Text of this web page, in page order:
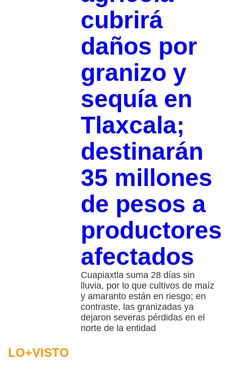
cubrirá
daños por
granizo y
sequía en
Tlaxcala;
destinarán
35 millones
de pesos a
productores
afectados
Cuapiaxtla suma 28 días sin
lluvia, por lo que cultivos de maíz
y amaranto están en riesgo; en
contraste, las granizadas ya
dejaron severas pérdidas en el
norte de la entidad
LO+VISTO